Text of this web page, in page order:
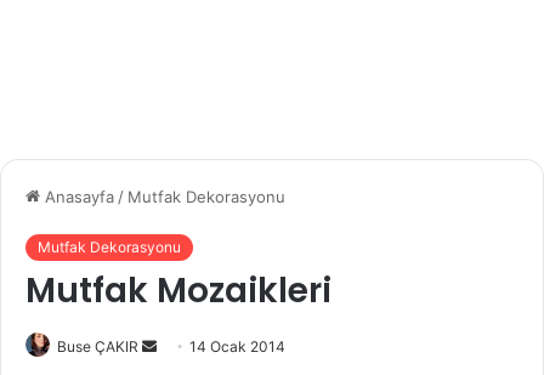
Anasayfa / Mutfak Dekorasyonu
Mutfak Dekorasyonu
Mutfak Mozaikleri
Buse ÇAKIR 14 Ocak 2014